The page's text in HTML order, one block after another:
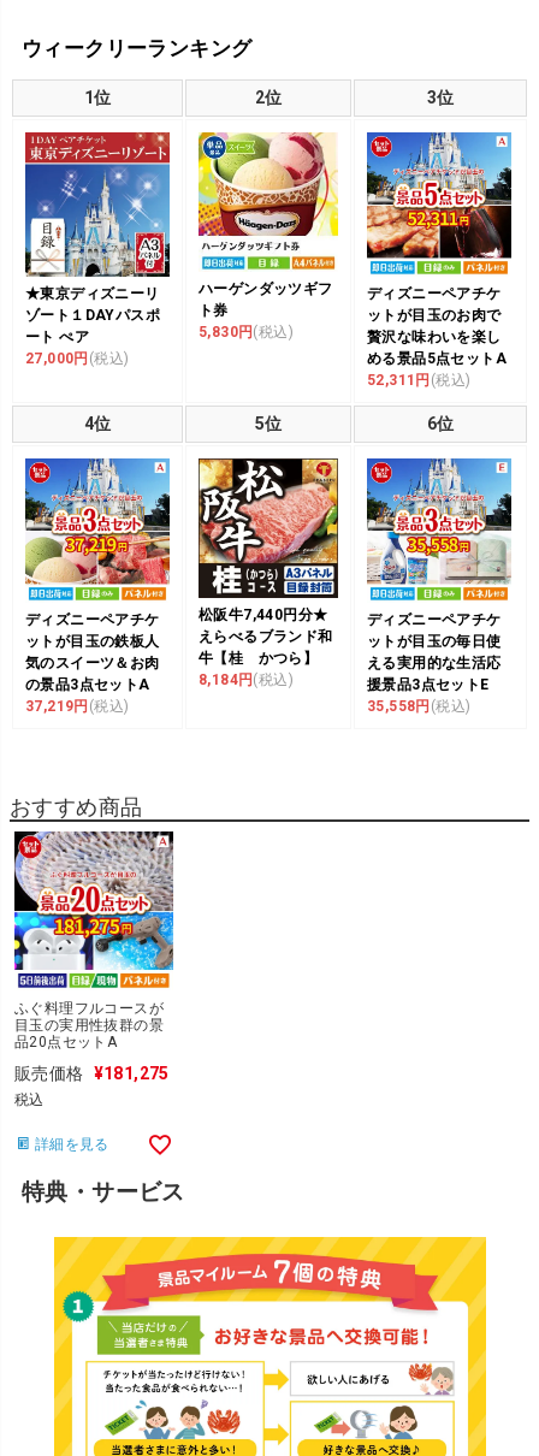
ウィークリーランキング
1位 2位 3位
★東京ディズニーリ
ゾート１DAYパスポ
ート ぺア
27,000円 (税込)
ハーゲンダッツギフ
ト券
5,830円 (税込)
ディズニーペアチケ
ットが目玉のお肉で
贅沢な味わいを楽し
める景品5点セットA
52,311円 (税込)
4位 5位 6位
ディズニーペアチケ
ットが目玉の鉄板人
気のスイーツ＆お肉
の景品3点セットA
37,219円 (税込)
松阪牛7,440円分★
えらべるブランド和
牛【桂 かつら】
8,184円 (税込)
ディズニーペアチケ
ットが目玉の毎日使
える実用的な生活応
援景品3点セットE
35,558円 (税込)
おすすめ商品
ふぐ料理フルコースが
目玉の実用性抜群の景
品20点セットA
販売価格 ¥181,275
税込
詳細を見る
特典・サービス